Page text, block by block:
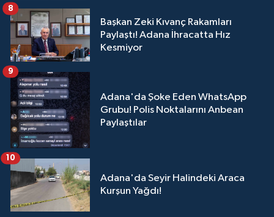
Başkan Zeki Kıvanç Rakamları
Paylaştı! Adana İhracatta Hız
Kesmiyor
8
Adana'da Şoke Eden WhatsApp
Grubu! Polis Noktalarını Anbean
Paylaştılar
9
Adana'da Seyir Halindeki Araca
Kurşun Yağdı!
10